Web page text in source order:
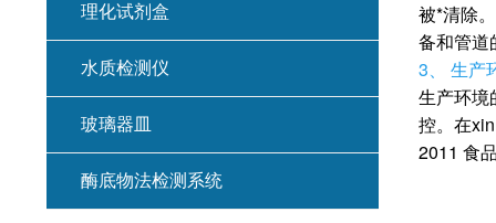
被*清除
备和管道
3、 生产
生产环境
控。在
2011 食
理化试剂盒
水质检测仪
玻璃器皿
酶底物法检测系统